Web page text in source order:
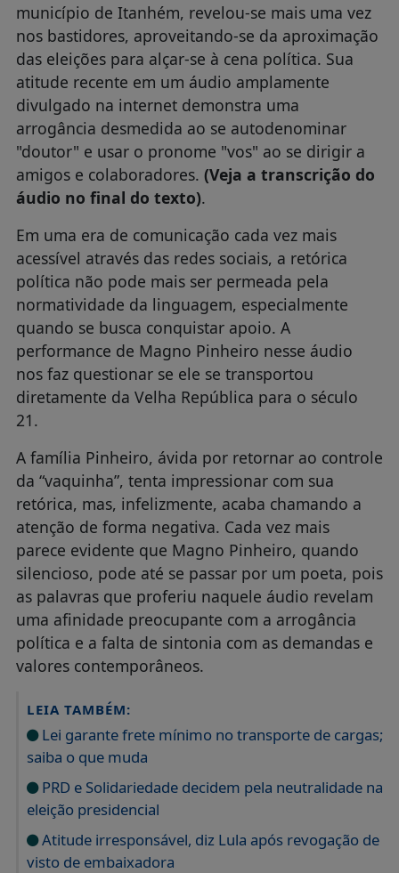
município de Itanhém, revelou-se mais uma vez
nos bastidores, aproveitando-se da aproximação
das eleições para alçar-se à cena política. Sua
atitude recente em um áudio amplamente
divulgado na internet demonstra uma
arrogância desmedida ao se autodenominar
"doutor" e usar o pronome "vos" ao se dirigir a
amigos e colaboradores. (Veja a transcrição do
áudio no final do texto).
Em uma era de comunicação cada vez mais
acessível através das redes sociais, a retórica
política não pode mais ser permeada pela
normatividade da linguagem, especialmente
quando se busca conquistar apoio. A
performance de Magno Pinheiro nesse áudio
nos faz questionar se ele se transportou
diretamente da Velha República para o século
21.
A família Pinheiro, ávida por retornar ao controle
da “vaquinha”, tenta impressionar com sua
retórica, mas, infelizmente, acaba chamando a
atenção de forma negativa. Cada vez mais
parece evidente que Magno Pinheiro, quando
silencioso, pode até se passar por um poeta, pois
as palavras que proferiu naquele áudio revelam
uma afinidade preocupante com a arrogância
política e a falta de sintonia com as demandas e
valores contemporâneos.
LEIA TAMBÉM:
Lei garante frete mínimo no transporte de cargas;
saiba o que muda
PRD e Solidariedade decidem pela neutralidade na
eleição presidencial
Atitude irresponsável, diz Lula após revogação de
visto de embaixadora